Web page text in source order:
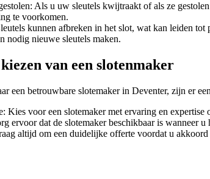
Als u uw sleutels kwijtraakt of als ze
te voorkomen.
kunnen afbreken in het slot, wat kan leiden
nodig nieuwe sleutels maken.
van een slotenmaker
een betrouwbare slotemaker in Deventer, zijn er
Kies voor een slotemaker met ervaring en
ervoor dat de slotemaker beschikbaar is wanneer
altijd om een duidelijke offerte voordat u